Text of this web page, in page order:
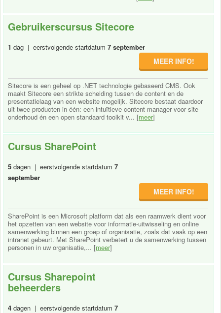
Gebruikerscursus Sitecore
1 dag | eerstvolgende startdatum 7 september
MEER INFO!
Sitecore is een geheel op .NET technologie gebaseerd CMS. Ook
maakt Sitecore een strikte scheiding tussen de content en de
presentatielaag van een website mogelijk. Sitecore bestaat daardoor
uit twee producten in één: een intuïtieve content manager voor site-
onderhoud én een open standaard toolkit v... [meer]
Cursus SharePoint
5 dagen | eerstvolgende startdatum 7
september
MEER INFO!
SharePoint is een Microsoft platform dat als een raamwerk dient voor
het opzetten van een website voor informatie-uitwisseling en online
samenwerking binnen een groep of organisatie, zoals dat vaak op een
intranet gebeurt. Met SharePoint verbetert u de samenwerking tussen
personen in uw organisatie,... [meer]
Cursus Sharepoint
beheerders
4 dagen | eerstvolgende startdatum 7